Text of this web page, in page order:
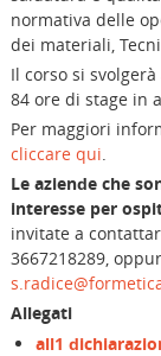
normativa delle
dei materiali,
Il corso si
84 ore di stage in
Per maggiori
cliccare qui.
Le aziende che
interesse per
invitate a
3667218289,
Allegati
all1